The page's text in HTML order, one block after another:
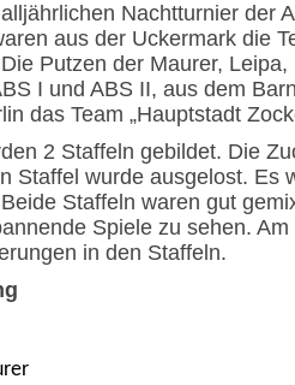
Nachtturnier der
aus der Uckermark die
Putzen der Maurer, Leipa,
I und ABS II, aus dem
das Team „Hauptstadt
2 Staffeln gebildet. Die
Staffel wurde ausgelost. Es
Staffeln waren gut
Spiele zu sehen.
in den Staffeln.